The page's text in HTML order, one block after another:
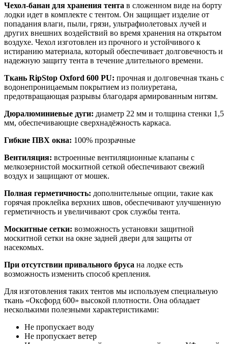
Чехол-банан для хранения тента в сложенном виде на борту
лодки идет в комплекте с тентом. Он защищает изделие от
попадания влаги, пыли, грязи, ультрафиолетовых лучей и
других внешних воздействий во время хранения на открытом
воздухе. Чехол изготовлен из прочного и устойчивого к
истиранию материала, который обеспечивает долговечность и
надежную защиту тента в течение длительного времени.
Ткань RipStop Oxford 600 PU: прочная и долговечная ткань с
водонепроницаемым покрытием из полиуретана,
предотвращающая разрывы благодаря армированным нитям.
Дюралюминиевые дуги: диаметр 22 мм и толщина стенки 1,5
мм, обеспечивающие сверхнадёжность каркаса.
Гибкие ПВХ окна: 100% прозрачные
Вентиляция: встроенные вентиляционные клапаны с
мелкозернистой москитной сеткой обеспечивают свежий
воздух и защищают от мошек.
Полная герметичность: дополнительные опции, такие как
горячая проклейка верхних швов, обеспечивают улучшенную
герметичность и увеличивают срок службы тента.
Москитные сетки: возможность установки защитной
москитной сетки на окне задней двери для защиты от
насекомых.
При отсутствии привального бруса на лодке есть
возможность изменить способ крепления.
Для изготовления таких тентов мы используем специальную
ткань «Оксфорд 600» высокой плотности. Она обладает
несколькими полезными характеристиками:
Не пропускает воду
Не пропускает ветер